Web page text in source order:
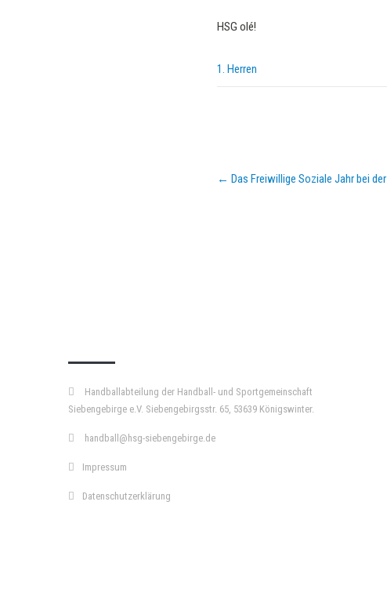
HSG olé!
1. Herren
Post
navigation
← Das Freiwillige Soziale Jahr bei
Handballabteilung der Handball- und Sportgemeinschaft
Siebengebirge e.V. Siebengebirgsstr. 65, 53639 Königswinter.
handball@hsg-siebengebirge.de
Impressum
Datenschutzerklärung